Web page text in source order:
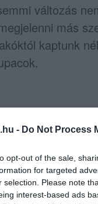
- Do Not Process
opt-out of the sale,
for targeted
selection. Please note
interest-based ads
változás
más
kaptunk